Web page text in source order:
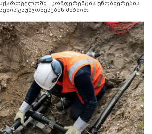
- კონფერენცია ცნობიერების
გაუმჯობესების მიზნით